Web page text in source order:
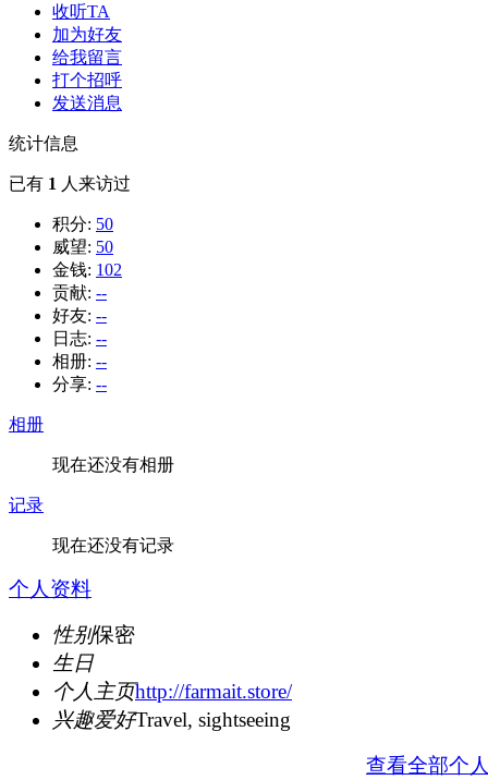
收听TA
加为好友
给我留言
打个招呼
发送消息
统计信息
已有 1 人来访过
积分: 50
威望: 50
金钱: 102
贡献: --
好友: --
日志: --
相册: --
分享: --
相册
现在还没有相册
记录
现在还没有记录
个人资料
性别保密
生日
个人主页http://farmait.store/
兴趣爱好Travel, sightseeing
查看全部个